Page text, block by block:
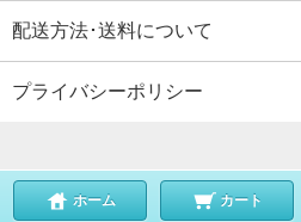
配送方法･送料について
プライバシーポリシー
ホーム カート